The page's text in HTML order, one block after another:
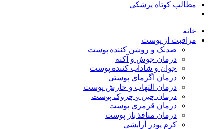
مطالب کوتاه پزشکی
خانه
مراقبت از پوست
ضدلک و روشن کننده پوست
درمان جوش و آکنه
جوان و شاداب کننده پوست
درمان اگزمای پوستی
درمان التهاب و خارش پوست
درمان چین و چروک پوست
درمان قرمزی پوست
درمان منافذ باز پوست
کرم پودر آرایشی